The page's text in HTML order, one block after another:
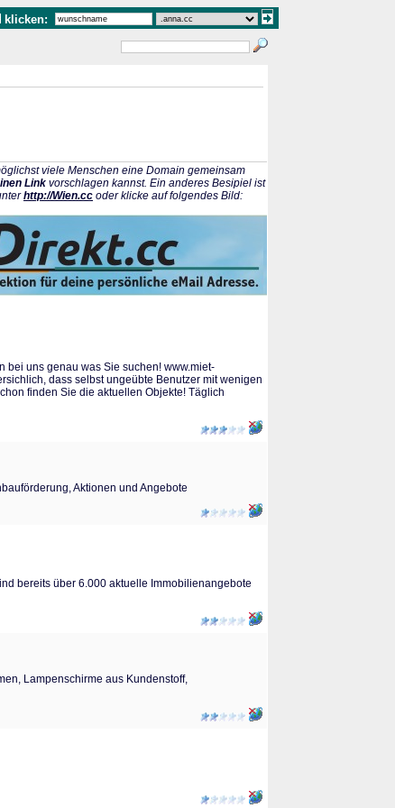
klicken:
viele Menschen eine Domain gemeinsam
Link vorschlagen kannst. Ein anderes Besipiel ist
http://Wien.cc oder klicke auf folgendes Bild:
bei uns genau was Sie suchen! www.miet-
dass selbst ungeübte Benutzer mit wenigen
finden Sie die aktuellen Objekte! Täglich
Aktionen und Angebote
bereits über 6.000 aktuelle Immobilienangebote
Lampenschirme aus Kundenstoff,